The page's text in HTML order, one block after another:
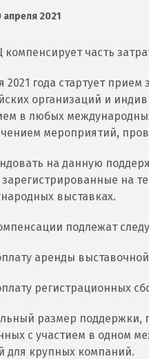
апреля 2021
компенсирует часть
2021 года стартует
организаций и
в любых
мероприятий,
на данную
на
выставках.
подлежат
аренды
регистрационных
размер поддержки,
с участием в одном
для крупных компаний.